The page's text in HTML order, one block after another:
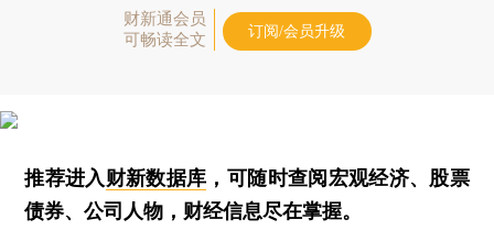
财新通会员
可畅读全文
订阅/会员升级
推荐进入财新数据库 ，可随时查阅宏观经济、股票
债券、公司人物，财经信息尽在掌握。